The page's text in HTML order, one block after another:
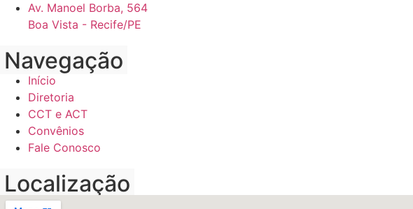
Av. Manoel Borba, 564
Boa Vista - Recife/PE
Navegação
Início
Diretoria
CCT e ACT
Convênios
Fale Conosco
Localização